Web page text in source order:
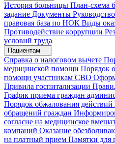
История больницы План-схема
задание Документы
правовая база по НОК Виды
Противодействие коррупции
условий труда
Пациентам
Справка о налоговом вычете
медицинской помощи Порядок
помощи участникам СВО
Привила госпитализации
График приема граждан
Порядок обжалования действий
обращений граждан
согласие на медицинское
компаний Оказание
на платный прием Памятки для